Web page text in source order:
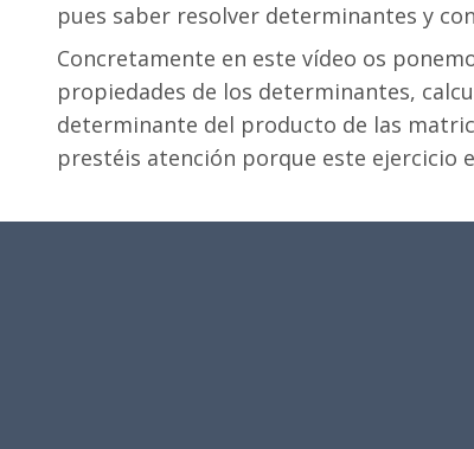
pues saber resolver determinantes y
Concretamente en este vídeo os
propiedades de los determinantes,
determinante del producto de las
prestéis atención porque este ejercicio